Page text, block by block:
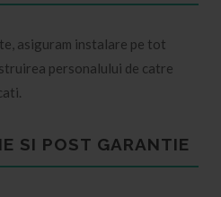
asiguram instalare pe tot
personalului de catre
SI POST GARANTIE